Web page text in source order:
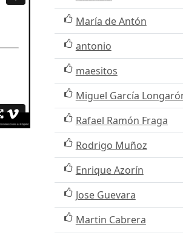
María de Antón
antonio
maesitos
Miguel García
Rafael Ramón Fraga
Rodrigo Muñoz
Enrique Azorín
Jose Guevara
Martin Cabrera